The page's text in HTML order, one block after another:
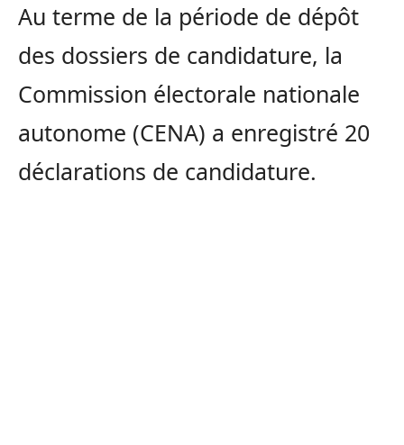
Au terme de la période de dépôt
des dossiers de candidature, la
Commission électorale nationale
autonome (CENA) a enregistré 20
déclarations de candidature.